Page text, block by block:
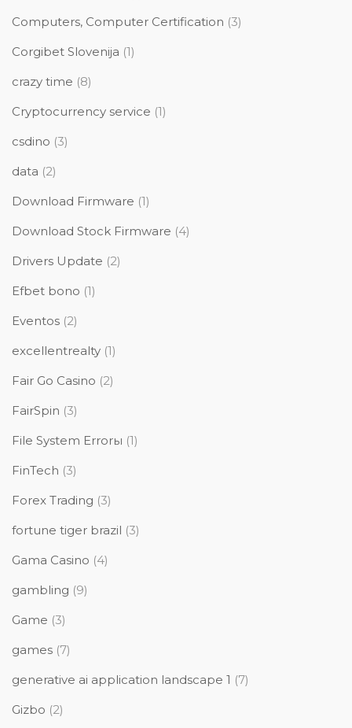
Computers, Computer Certification (3)
Corgibet Slovenija (1)
crazy time (8)
Cryptocurrency service (1)
csdino (3)
data (2)
Download Firmware (1)
Download Stock Firmware (4)
Drivers Update (2)
Efbet bono (1)
Eventos (2)
excellentrealty (1)
Fair Go Casino (2)
FairSpin (3)
File System Errorы (1)
FinTech (3)
Forex Trading (3)
fortune tiger brazil (3)
Gama Casino (4)
gambling (9)
Game (3)
games (7)
generative ai application landscape 1 (7)
Gizbo (2)